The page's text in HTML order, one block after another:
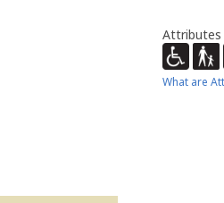
Attributes
What are